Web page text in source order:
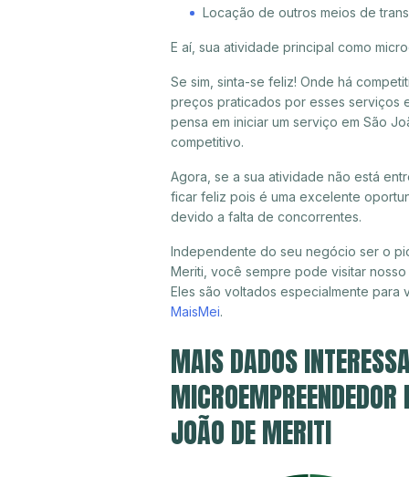
Locação de outros meios de
E aí, sua atividade principal como
Se sim, sinta-se feliz! Onde há
preços praticados por esses serviços
pensa em iniciar um serviço em São
competitivo.
Agora, se a sua atividade não está
ficar feliz pois é uma excelente
devido a falta de concorrentes.
Independente do seu negócio ser o
Meriti, você sempre pode visitar
Eles são voltados especialmente
MaisMei.
MAIS DADOS
JOÃO DE MERITI